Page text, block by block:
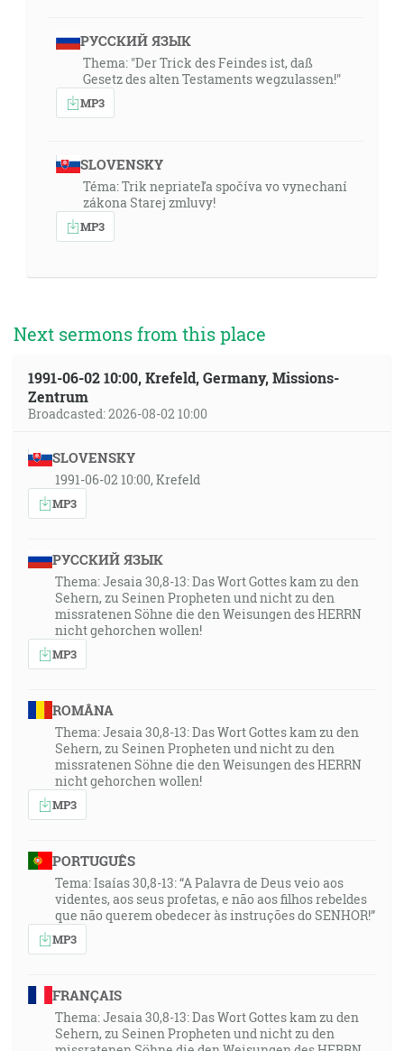
РУССКИЙ ЯЗЫК
Thema: "Der Trick des Feindes ist, daß
Gesetz des alten Testaments wegzulassen!"
MP3
SLOVENSKY
Téma: Trik nepriateľa spočíva vo vynechaní
zákona Starej zmluvy!
MP3
Next sermons from this place
1991-06-02 10:00, Krefeld, Germany, Missions-
Zentrum
Broadcasted: 2026-08-02 10:00
SLOVENSKY
1991-06-02 10:00, Krefeld
MP3
РУССКИЙ ЯЗЫК
Thema: Jesaia 30,8-13: Das Wort Gottes kam zu den
Sehern, zu Seinen Propheten und nicht zu den
missratenen Söhne die den Weisungen des HERRN
nicht gehorchen wollen!
MP3
ROMÂNA
Thema: Jesaia 30,8-13: Das Wort Gottes kam zu den
Sehern, zu Seinen Propheten und nicht zu den
missratenen Söhne die den Weisungen des HERRN
nicht gehorchen wollen!
MP3
PORTUGUÊS
Tema: Isaías 30,8-13: “A Palavra de Deus veio aos
videntes, aos seus profetas, e não aos filhos rebeldes
que não querem obedecer às instruções do SENHOR!”
MP3
FRANÇAIS
Thema: Jesaia 30,8-13: Das Wort Gottes kam zu den
Sehern, zu Seinen Propheten und nicht zu den